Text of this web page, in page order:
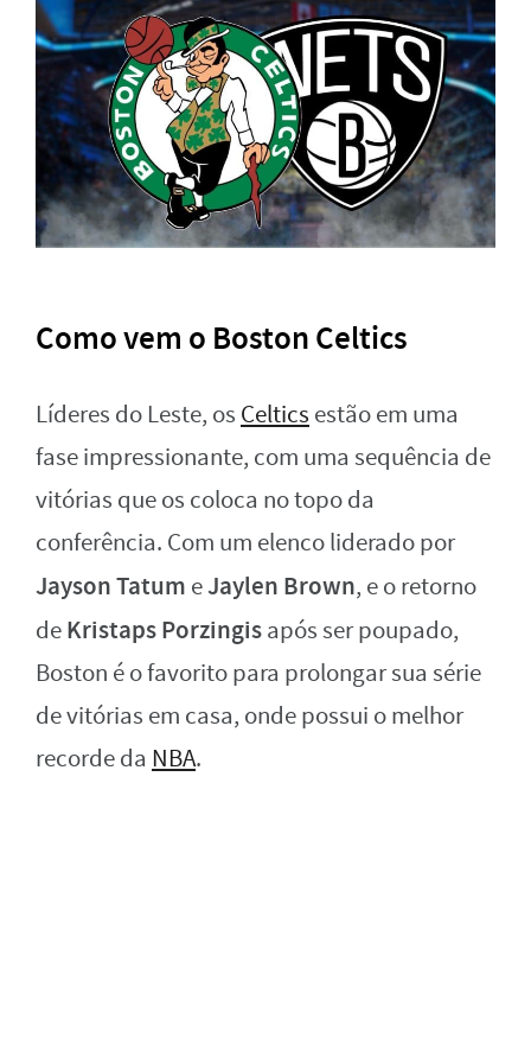
Como vem o Boston Celtics
Líderes do Leste, os Celtics estão em uma
fase impressionante, com uma sequência de
vitórias que os coloca no topo da
conferência. Com um elenco liderado por
Jayson Tatum eJaylen Brown, e o retorno
deKristaps Porzingisapós ser poupado,
Boston é o favorito para prolongar sua série
de vitórias em casa, onde possui o melhor
recorde da NBA.